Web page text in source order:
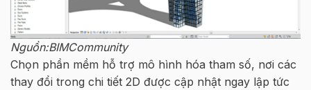
Nguồn:BIMCommunity
Chọn phần mềm hỗ trợ mô hình hóa tham số, nơi các
thay đổi trong chi tiết 2D được cập nhật ngay lập tức